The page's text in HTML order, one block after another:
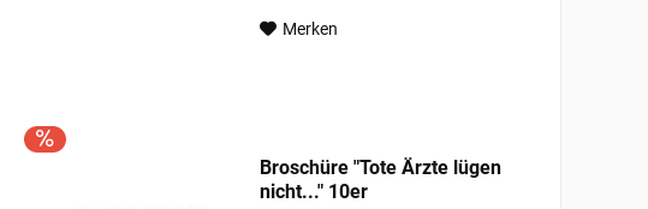
Merken
Broschüre "Tote Ärzte lügen
nicht..." 10er